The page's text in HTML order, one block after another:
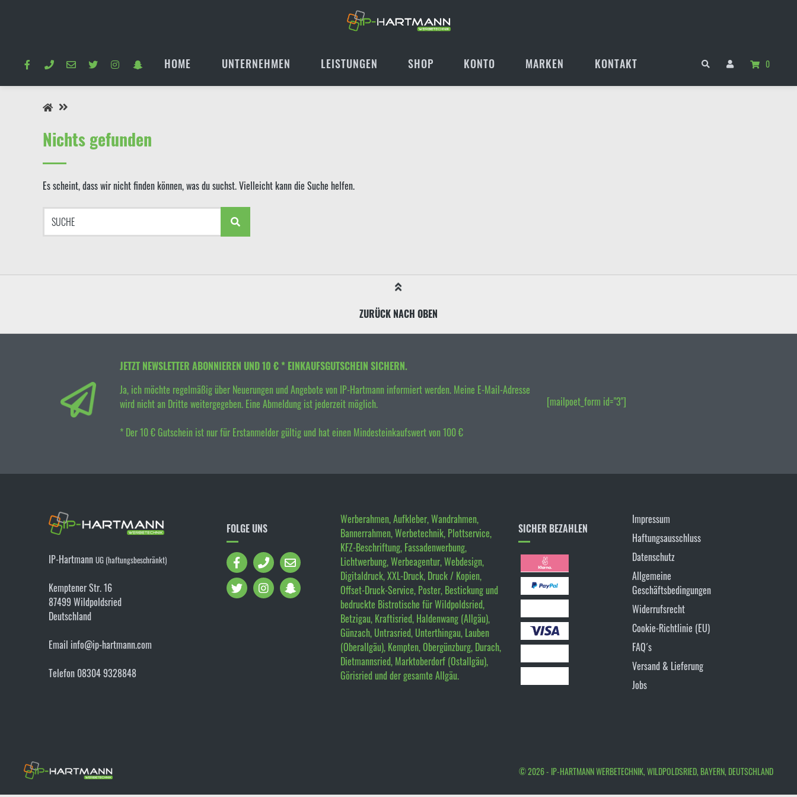
HOME UNTERNEHMEN LEISTUNGEN SHOP KONTO MARKEN KONTAKT 0
Nichts gefunden
Es scheint, dass wir nicht finden können, was du suchst. Vielleicht kann die Suche helfen.
ZURÜCK NACH OBEN
JETZT NEWSLETTER ABONNIEREN UND 10 € * EINKAUFSGUTSCHEIN SICHERN.
Ja, ich möchte regelmäßig über Neuerungen und Angebote von IP-Hartmann informiert werden. Meine E-Mail-Adresse
wird nicht an Dritte weitergegeben. Eine Abmeldung ist jederzeit möglich.
* Der 10 € Gutschein ist nur für Erstanmelder gültig und hat einen Mindesteinkaufswert von 100 €
[mailpoet_form id="3"]
IP-Hartmann UG (haftungsbeschränkt)
Kemptener Str. 16
87499 Wildpoldsried
Deutschland
Email info@ip-hartmann.com
Telefon 08304 9328848
FOLGE UNS
Werberahmen, Aufkleber, Wandrahmen,
Bannerrahmen, Werbetechnik, Plottservice,
KFZ-Beschriftung, Fassadenwerbung,
Lichtwerbung, Werbeagentur, Webdesign,
Digitaldruck, XXL-Druck, Druck / Kopien,
Offset-Druck-Service, Poster, Bestickung und
bedruckte Bistrotische für Wildpoldsried,
Betzigau, Kraftisried, Haldenwang (Allgäu),
Günzach, Untrasried, Unterthingau, Lauben
(Oberallgäu), Kempten, Obergünzburg, Durach,
Dietmannsried, Marktoberdorf (Ostallgäu),
Görisried und der gesamte Allgäu.
SICHER BEZAHLEN
Impressum
Haftungsausschluss
Datenschutz
Allgemeine
Geschäftsbedingungen
Widerrufsrecht
Cookie-Richtlinie (EU)
FAQ´s
Versand & Lieferung
Jobs
© 2026 - IP-HARTMANN WERBETECHNIK, WILDPOLDSRIED, BAYERN, DEUTSCHLAND